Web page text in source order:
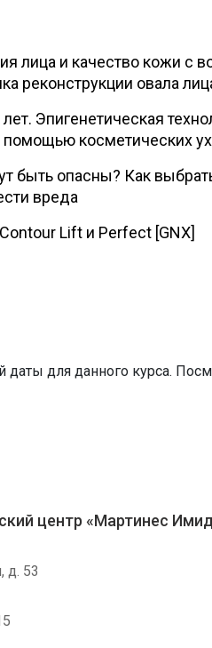
лица и качество кожи с
реконструкции овала
Эпигенетическая
косметических
быть опасны? Как
вреда
Lift и Perfect [GNX]
для данного курса.
центр «Мартинес
д. 53